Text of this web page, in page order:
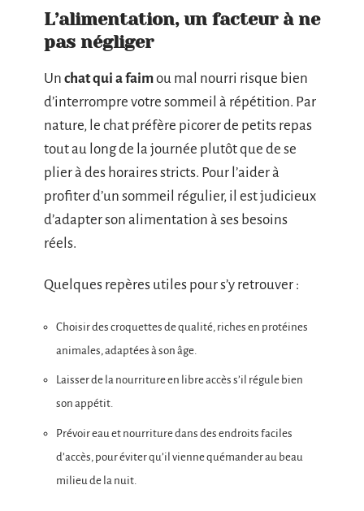
L’alimentation, un facteur à ne
pas négliger
Un chat qui a faimou mal nourri risque bien
d’interrompre votre sommeil à répétition. Par
nature, le chat préfère picorer de petits repas
tout au long de la journée plutôt que de se
plier à des horaires stricts. Pour l’aider à
profiter d’un sommeil régulier, il est judicieux
d’adapter son alimentation à ses besoins
réels.
Quelques repères utiles pour s’y retrouver :
Choisir des croquettes de qualité, riches en protéines
animales, adaptées à son âge.
Laisser de la nourriture en libre accès s’il régule bien
son appétit.
Prévoir eau et nourriture dans des endroits faciles
d’accès, pour éviter qu’il vienne quémander au beau
milieu de la nuit.